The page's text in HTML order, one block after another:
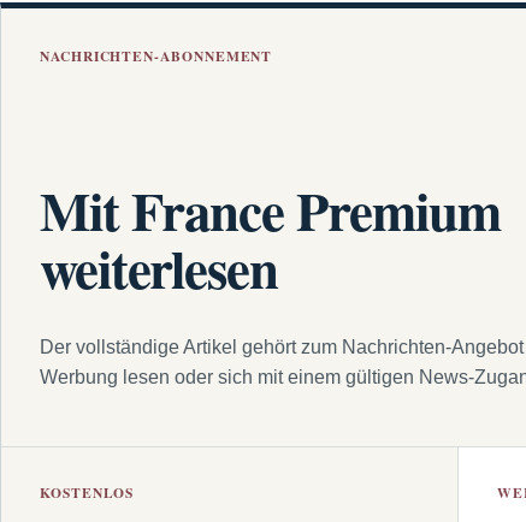
NACHRICHTEN-ABONNEMENT
Mit France Premium
weiterlesen
Der vollständige Artikel gehört zum Nachrichten-
Werbung lesen oder sich mit einem gültigen News-
KOSTENLOS